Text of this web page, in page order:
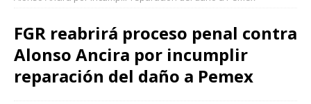
FGR reabrirá proceso penal contra
Alonso Ancira por incumplir
reparación del daño a Pemex